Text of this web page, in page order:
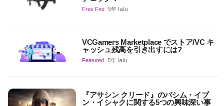
Free Fire 5年 lalu
VCGamers Marketplace でストア/VC キ
ャッシュ残高を引き出すには?
Featured 5年 lalu
『アサシン クリード』のバシム・イブ
ン・イシャクに関する5つの興味深い事